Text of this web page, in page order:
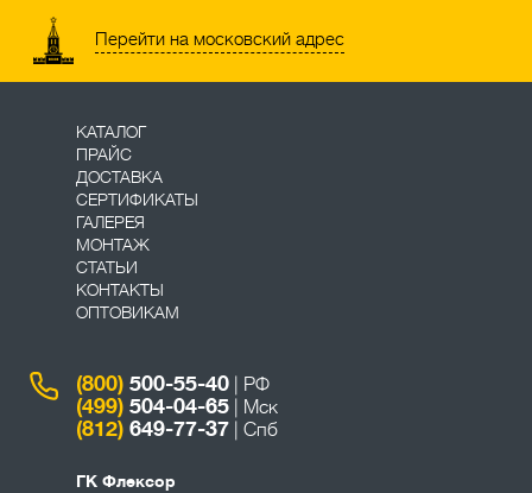
Перейти на московский адрес
КАТАЛОГ
ПРАЙС
ДОСТАВКА
СЕРТИФИКАТЫ
ГАЛЕРЕЯ
МОНТАЖ
СТАТЬИ
КОНТАКТЫ
ОПТОВИКАМ
(800) 500-55-40 | РФ
(499) 504-04-65 | Мск
(812) 649-77-37 | Спб
ГК Флексор